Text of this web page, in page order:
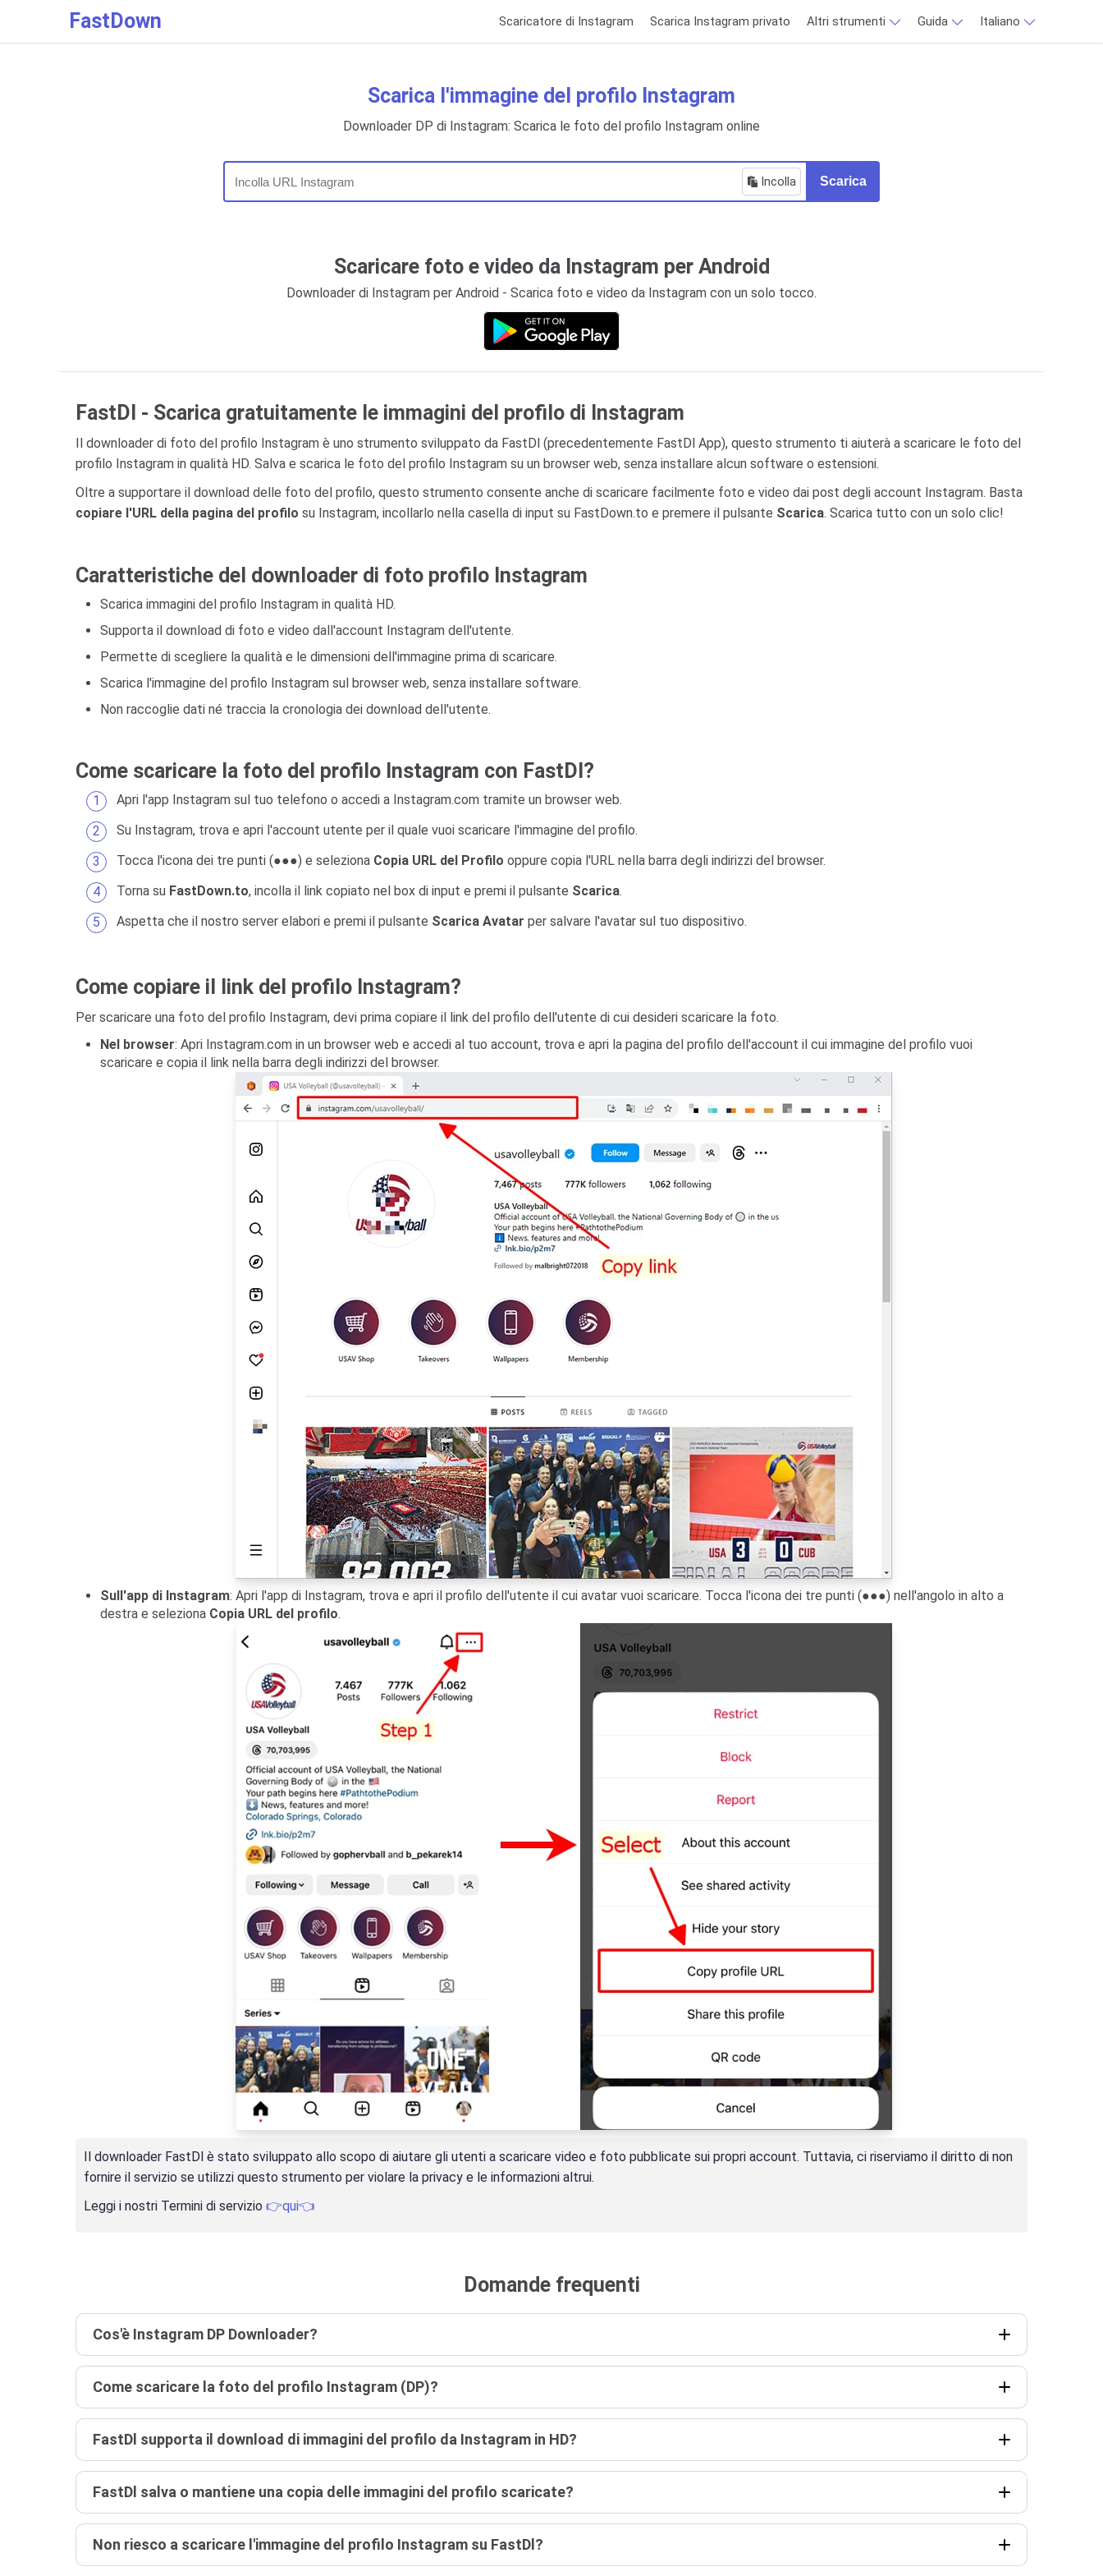
FastDown Scaricatore di Instagram Scarica Instagram privato Altri strumenti Guida Italiano
Scarica l'immagine del profilo Instagram
Downloader DP di Instagram: Scarica le foto del profilo Instagram online
Incolla Scarica
Scaricare foto e video da Instagram per Android
Downloader di Instagram per Android - Scarica foto e video da Instagram con un solo tocco.
FastDl - Scarica gratuitamente le immagini del profilo di Instagram
Il downloader di foto del profilo Instagram è uno strumento sviluppato da FastDl (precedentemente FastDl App), questo strumento ti aiuterà a scaricare le foto del
profilo Instagram in qualità HD. Salva e scarica le foto del profilo Instagram su un browser web, senza installare alcun software o estensioni.
Oltre a supportare il download delle foto del profilo, questo strumento consente anche di scaricare facilmente foto e video dai post degli account Instagram. Basta
copiare l'URL della pagina del profilo su Instagram, incollarlo nella casella di input su FastDown.to e premere il pulsante Scarica. Scarica tutto con un solo clic!
Caratteristiche del downloader di foto profilo Instagram
Scarica immagini del profilo Instagram in qualità HD.
Supporta il download di foto e video dall'account Instagram dell'utente.
Permette di scegliere la qualità e le dimensioni dell'immagine prima di scaricare.
Scarica l'immagine del profilo Instagram sul browser web, senza installare software.
Non raccoglie dati né traccia la cronologia dei download dell'utente.
Come scaricare la foto del profilo Instagram con FastDl?
Apri l'app Instagram sul tuo telefono o accedi a Instagram.com tramite un browser web.
Su Instagram, trova e apri l'account utente per il quale vuoi scaricare l'immagine del profilo.
Tocca l'icona dei tre punti (●●●) e seleziona Copia URL del Profilo oppure copia l'URL nella barra degli indirizzi del browser.
Torna su FastDown.to, incolla il link copiato nel box di input e premi il pulsante Scarica.
Aspetta che il nostro server elabori e premi il pulsante Scarica Avatar per salvare l'avatar sul tuo dispositivo.
Come copiare il link del profilo Instagram?
Per scaricare una foto del profilo Instagram, devi prima copiare il link del profilo dell'utente di cui desideri scaricare la foto.
Nel browser: Apri Instagram.com in un browser web e accedi al tuo account, trova e apri la pagina del profilo dell'account il cui immagine del profilo vuoi
scaricare e copia il link nella barra degli indirizzi del browser.
Sull'app di Instagram: Apri l'app di Instagram, trova e apri il profilo dell'utente il cui avatar vuoi scaricare. Tocca l'icona dei tre punti (●●●) nell'angolo in alto a
destra e seleziona Copia URL del profilo.
Il downloader FastDl è stato sviluppato allo scopo di aiutare gli utenti a scaricare video e foto pubblicate sui propri account. Tuttavia, ci riserviamo il diritto di non
fornire il servizio se utilizzi questo strumento per violare la privacy e le informazioni altrui.
Leggi i nostri Termini di servizio 👉qui👈
Domande frequenti
Cos'è Instagram DP Downloader?
Come scaricare la foto del profilo Instagram (DP)?
FastDl supporta il download di immagini del profilo da Instagram in HD?
FastDl salva o mantiene una copia delle immagini del profilo scaricate?
Non riesco a scaricare l'immagine del profilo Instagram su FastDl?